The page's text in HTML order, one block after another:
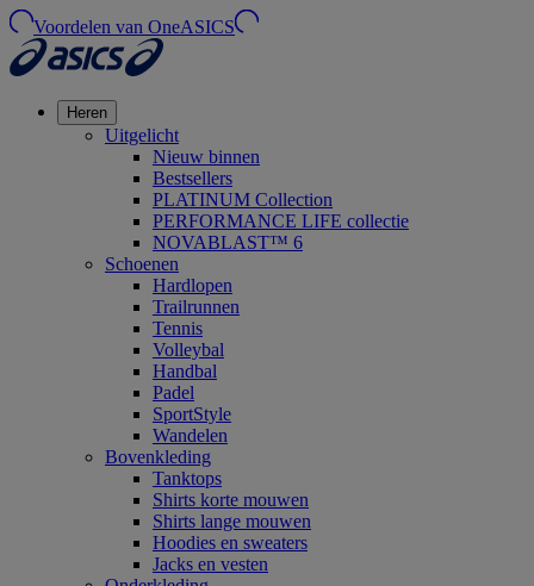
Voordelen van OneASICS
Heren
Uitgelicht
Nieuw binnen
Bestsellers
PLATINUM Collection
PERFORMANCE LIFE collectie
NOVABLAST™ 6
Schoenen
Hardlopen
Trailrunnen
Tennis
Volleybal
Handbal
Padel
SportStyle
Wandelen
Bovenkleding
Tanktops
Shirts korte mouwen
Shirts lange mouwen
Hoodies en sweaters
Jacks en vesten